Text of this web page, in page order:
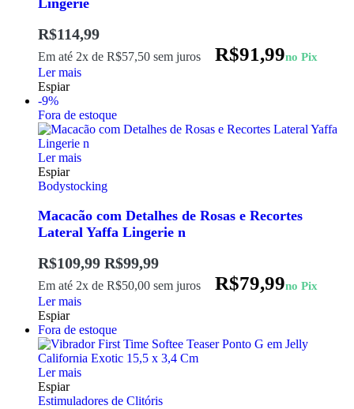
Lingerie
R$114,99
Em até 2x de R$57,50 sem juros R$91,99no Pix
Ler mais
Espiar
-9%
Fora de estoque
Ler mais
Espiar
Bodystocking
Macacão com Detalhes de Rosas e Recortes
Lateral Yaffa Lingerie n
R$109,99 R$99,99
Em até 2x de R$50,00 sem juros R$79,99no Pix
Ler mais
Espiar
Fora de estoque
Ler mais
Espiar
Estimuladores de Clitóris